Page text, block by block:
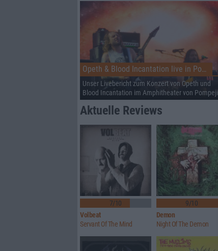
Opeth & Blood Incantation live in Pompeji
Unser Livebericht zum Konzert von Opeth und
Blood Incantation im Amphitheater von Pompeji.
Aktuelle Reviews
7/10
Volbeat
Servant Of The Mind
9/10
Demon
Night Of The Demon